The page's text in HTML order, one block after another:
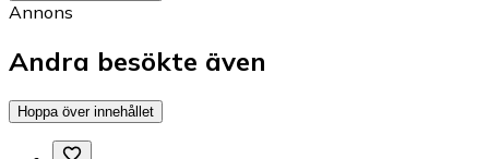
Annons
Andra besökte även
Hoppa över innehållet